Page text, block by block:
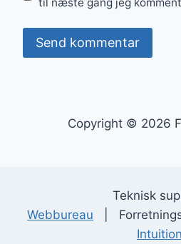
Copyright © 2026
Teknisk
Webbureau |
Intuition